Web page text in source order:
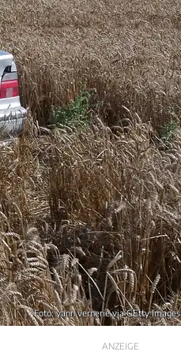
Foto: yann vernerie via GEtty Images
ANZEIGE